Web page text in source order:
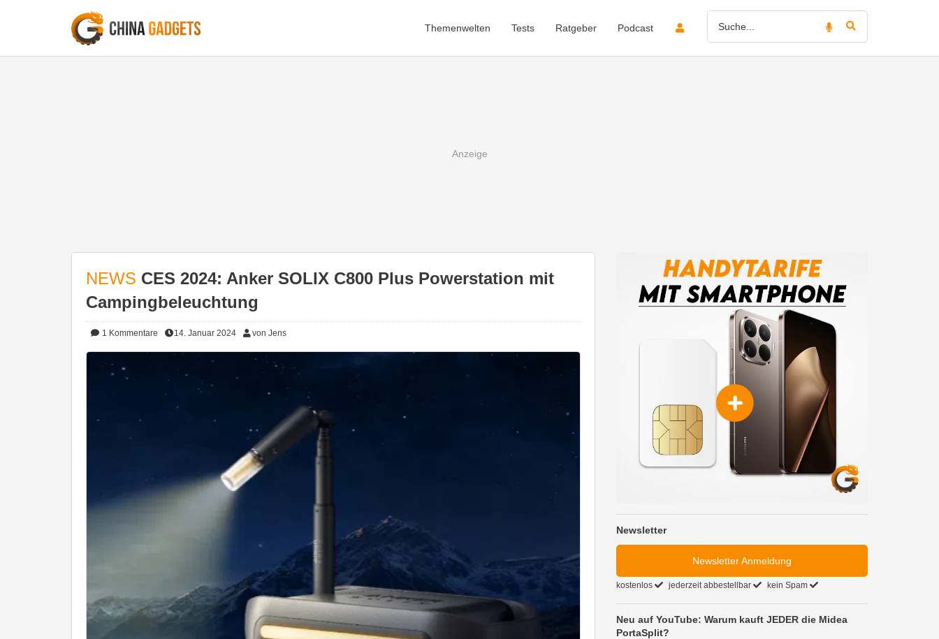
Themenwelten Tests Ratgeber Podcast
NEWS CES 2024: Anker SOLIX C800 Plus Powerstation mit
Campingbeleuchtung
1 Kommentare 14. Januar 2024 von Jens
Newsletter
Newsletter Anmeldung
kostenlos jederzeit abbestellbar kein Spam
Neu auf YouTube: Warum kauft JEDER die Midea
PortaSplit?